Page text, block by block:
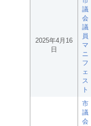
2025年4月16
日
議
会
議
員
マ
ニ
フ
ェ
ス
ト
市
議
会